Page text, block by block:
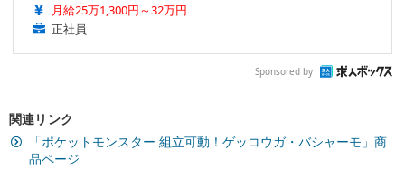
月給25万1,300円～32万円
正社員
Sponsored by
関連リンク
「ポケットモンスター 組立可動！ゲッコウガ・バシャーモ」商
品ページ